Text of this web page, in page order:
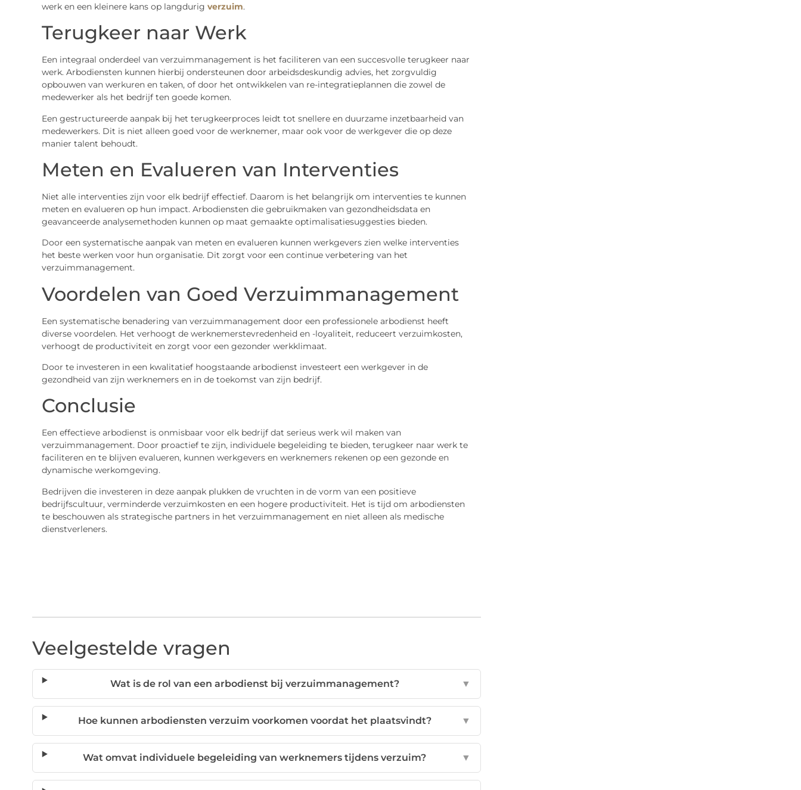
werk en een kleinere kans op langdurig verzuim.
Terugkeer naar Werk
Een integraal onderdeel van verzuimmanagement is het faciliteren van een succesvolle terugkeer naar
werk. Arbodiensten kunnen hierbij ondersteunen door arbeidsdeskundig advies, het zorgvuldig
opbouwen van werkuren en taken, of door het ontwikkelen van re-integratieplannen die zowel de
medewerker als het bedrijf ten goede komen.
Een gestructureerde aanpak bij het terugkeerproces leidt tot snellere en duurzame inzetbaarheid van
medewerkers. Dit is niet alleen goed voor de werknemer, maar ook voor de werkgever die op deze
manier talent behoudt.
Meten en Evalueren van Interventies
Niet alle interventies zijn voor elk bedrijf effectief. Daarom is het belangrijk om interventies te kunnen
meten en evalueren op hun impact. Arbodiensten die gebruikmaken van gezondheidsdata en
geavanceerde analysemethoden kunnen op maat gemaakte optimalisatiesuggesties bieden.
Door een systematische aanpak van meten en evalueren kunnen werkgevers zien welke interventies
het beste werken voor hun organisatie. Dit zorgt voor een continue verbetering van het
verzuimmanagement.
Voordelen van Goed Verzuimmanagement
Een systematische benadering van verzuimmanagement door een professionele arbodienst heeft
diverse voordelen. Het verhoogt de werknemerstevredenheid en -loyaliteit, reduceert verzuimkosten,
verhoogt de productiviteit en zorgt voor een gezonder werkklimaat.
Door te investeren in een kwalitatief hoogstaande arbodienst investeert een werkgever in de
gezondheid van zijn werknemers en in de toekomst van zijn bedrijf.
Conclusie
Een effectieve arbodienst is onmisbaar voor elk bedrijf dat serieus werk wil maken van
verzuimmanagement. Door proactief te zijn, individuele begeleiding te bieden, terugkeer naar werk te
faciliteren en te blijven evalueren, kunnen werkgevers en werknemers rekenen op een gezonde en
dynamische werkomgeving.
Bedrijven die investeren in deze aanpak plukken de vruchten in de vorm van een positieve
bedrijfscultuur, verminderde verzuimkosten en een hogere productiviteit. Het is tijd om arbodiensten
te beschouwen als strategische partners in het verzuimmanagement en niet alleen als medische
dienstverleners.
Veelgestelde vragen
Wat is de rol van een arbodienst bij verzuimmanagement? ▼
Hoe kunnen arbodiensten verzuim voorkomen voordat het plaatsvindt? ▼
Wat omvat individuele begeleiding van werknemers tijdens verzuim? ▼